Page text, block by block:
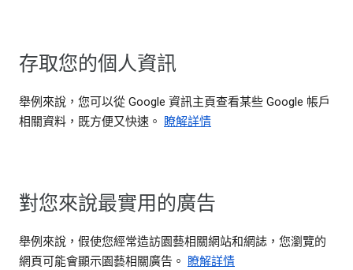
存取您的個人資訊
舉例來說，您可以從 Google 資訊主頁查看某些 Google 帳戶
相關資料，既方便又快速。
瞭解詳情
對您來說最實用的廣告
舉例來說，假使您經常造訪園藝相關網站和網誌，您瀏覽的
網頁可能會顯示園藝相關廣告。
瞭解詳情